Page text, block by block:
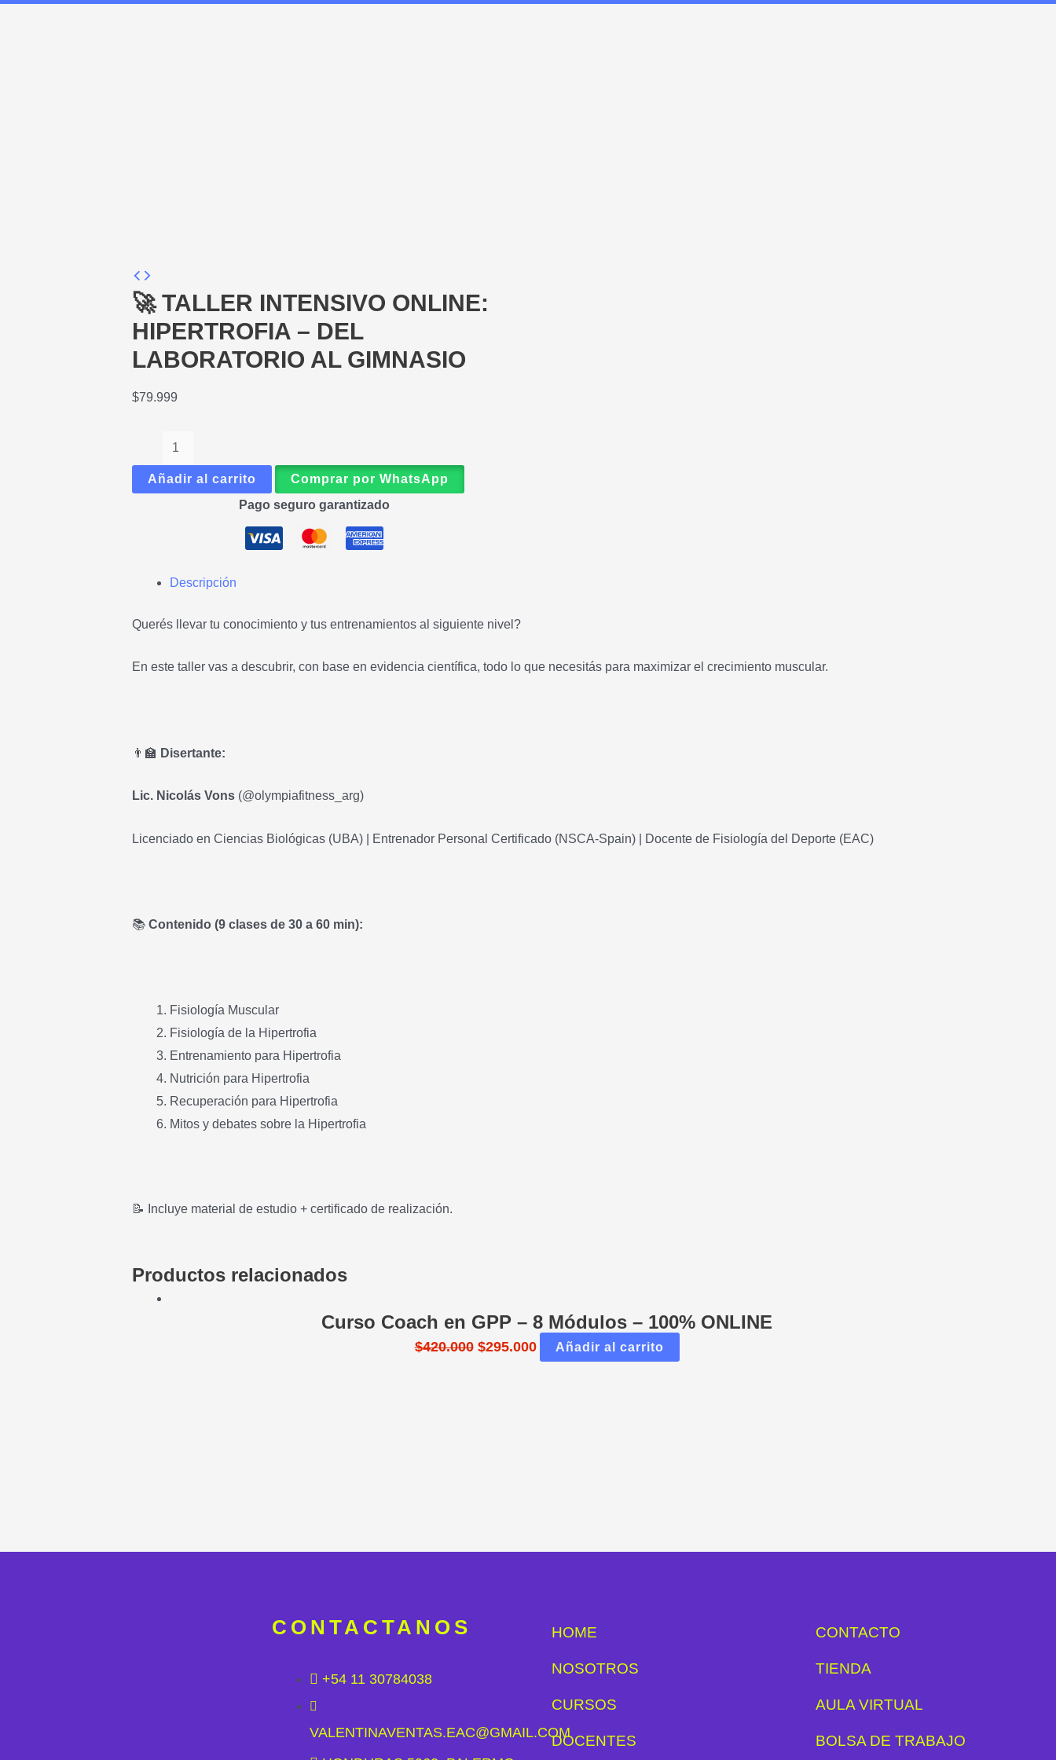
🚀 TALLER INTENSIVO ONLINE:
HIPERTROFIA – DEL
LABORATORIO AL GIMNASIO
$79.999
Añadir al carrito
Comprar por WhatsApp
Pago seguro garantizado
Descripción
Querés llevar tu conocimiento y tus entrenamientos al siguiente nivel?
En este taller vas a descubrir, con base en evidencia científica, todo lo que necesitás para maximizar el crecimiento muscular.
👨‍🏫 Disertante:
Lic. Nicolás Vons (@olympiafitness_arg)
Licenciado en Ciencias Biológicas (UBA) | Entrenador Personal Certificado (NSCA-Spain) | Docente de Fisiología del Deporte (EAC)
📚 Contenido (9 clases de 30 a 60 min):
Fisiología Muscular
Fisiología de la Hipertrofia
Entrenamiento para Hipertrofia
Nutrición para Hipertrofia
Recuperación para Hipertrofia
Mitos y debates sobre la Hipertrofia
📝 Incluye material de estudio + certificado de realización.
Productos relacionados
Curso Coach en GPP – 8 Módulos – 100% ONLINE
$420.000 $295.000 Añadir al carrito
CONTACTANOS
+54 11 30784038
VALENTINAVENTAS.EAC@GMAIL.COM
HOME
NOSOTROS
CURSOS
DOCENTES
CONTACTO
TIENDA
AULA VIRTUAL
BOLSA DE TRABAJO